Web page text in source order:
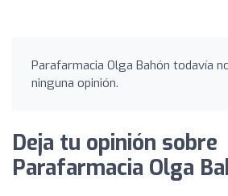
Parafarmacia Olga Bahón todavía
ninguna opinión.
Deja tu opinión sobre
Parafarmacia Olga